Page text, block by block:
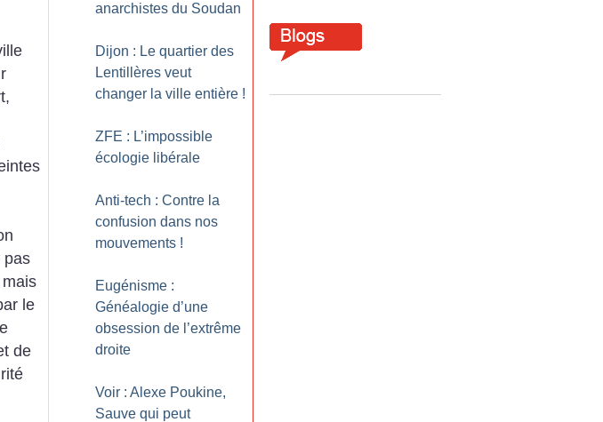
pas
le
de
anarchistes du Soudan
Dijon : Le quartier des
Lentillères veut
changer la ville entière !
ZFE : L’impossible
écologie libérale
Anti-tech : Contre la
confusion dans nos
mouvements !
Eugénisme :
Généalogie d’une
obsession de l’extrême
droite
Voir : Alexe Poukine,
Sauve qui peut